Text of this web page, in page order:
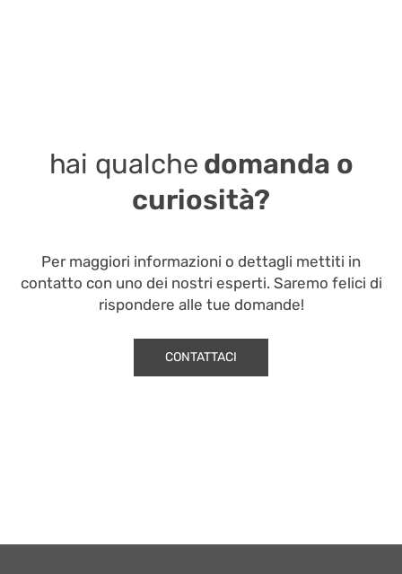
hai qualche domanda o
curiosità?
Per maggiori informazioni o dettagli mettiti in
contatto con uno dei nostri esperti. Saremo felici di
rispondere alle tue domande!
CONTATTACI